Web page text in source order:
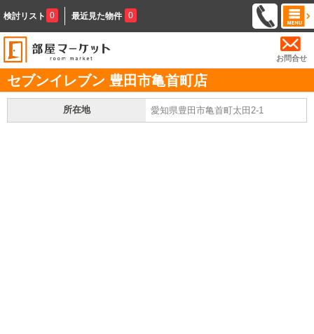
検討リスト 0 最近見た物件 0
お問合せ
セブンイレブン 豊田市亀首町店
所在地 愛知県豊田市亀首町太田2-1